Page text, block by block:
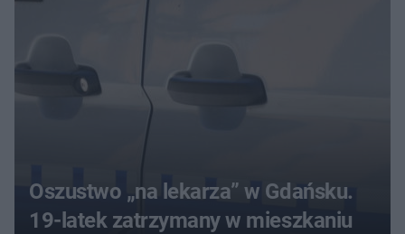
Oszustwo „na lekarza” w Gdańsku.
19-latek zatrzymany w mieszkaniu